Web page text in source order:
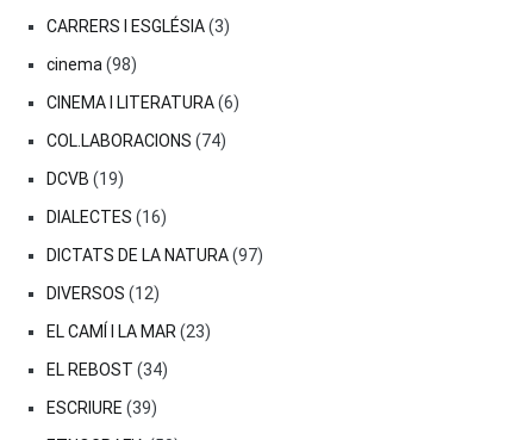
CARRERS I ESGLÉSIA(3)
cinema (98)
CINEMA I LITERATURA(6)
COL.LABORACIONS (74)
DCVB (19)
DIALECTES (16)
DICTATS DE LA NATURA(97)
DIVERSOS (12)
EL CAMÍ I LA MAR (23)
EL REBOST (34)
ESCRIURE (39)